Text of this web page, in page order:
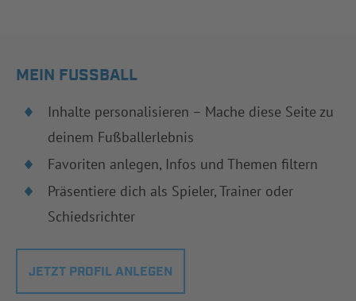
MEIN FUSSBALL
Inhalte personalisieren – Mache diese Seite zu
deinem Fußballerlebnis
Favoriten anlegen, Infos und Themen filtern
Präsentiere dich als Spieler, Trainer oder
Schiedsrichter
JETZT PROFIL ANLEGEN